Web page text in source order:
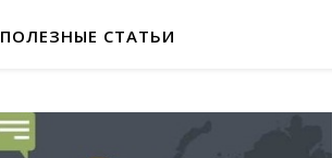
ПОЛЕЗНЫЕ СТАТЬИ